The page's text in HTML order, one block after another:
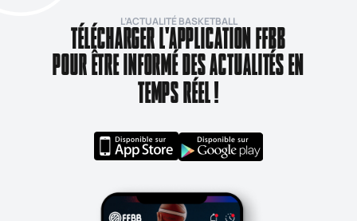
L’ACTUALITÉ BASKETBALL
TÉLÉCHARGER L'APPLICATION FFBB
POUR ÊTRE INFORMÉ DES ACTUALITÉS EN
TEMPS RÉEL !